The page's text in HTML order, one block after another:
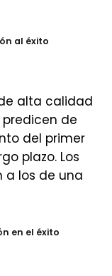
al éxito
alta calidad
de
del primer
plazo. Los
a los de una
en el éxito